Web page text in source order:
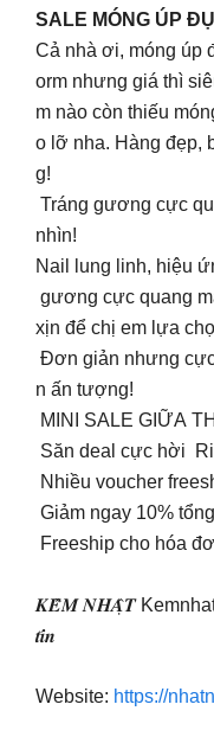
SALE MÓNG ÚP
Cả nhà ơi, móng úp
orm nhưng giá thì
m nào còn thiếu
o lỡ nha. Hàng đẹp,
g!
Tráng gương cực
nhìn!
Nail lung linh, hiệu
gương cực quang
xịn để chị em lựa
Đơn giản nhưng
n ấn tượng!
MINI SALE GIỮA
Săn deal cực hời
Nhiều voucher
Giảm ngay 10%
Freeship cho hóa
𝑲𝑬̂̀𝑴 𝑵𝑯𝑨̣̂𝑻 Kemnhat
𝒕𝒊́𝒏
Website: https://